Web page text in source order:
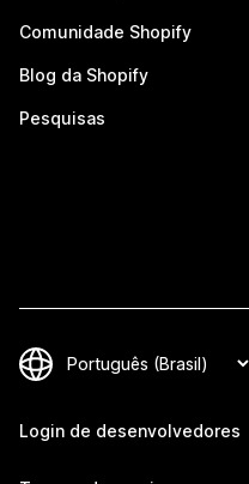
Comunidade Shopify
Blog da Shopify
Pesquisas
Login de desenvolvedores